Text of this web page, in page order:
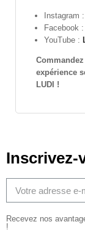
Instagram :
Facebook :
YouTube :
expérience
LUDI !
Inscrivez-
Recevez nos
!